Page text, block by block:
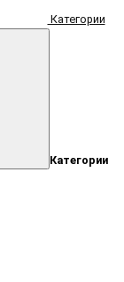
Категории
Категории